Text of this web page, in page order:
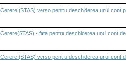
Cerere (STAS) verso pentru deschiderea unui cont
Cerere(STAS) - fata pentru deschiderea unui cont
Cerere (STAS) verso pentru deschiderea unui cont